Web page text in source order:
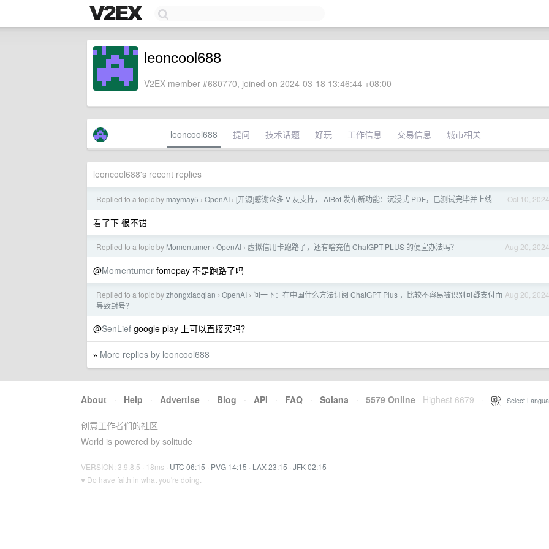
leoncool688
V2EX member #680770, joined on 2024-03-18 13:46:44 +08:00
leoncool688 提问 技术话题 好玩 工作信息 交易信息 城市相关
leoncool688's recent replies
Oct 10, 2024
Replied to a topic by maymay5 › OpenAI › [开源]感谢众多 V 友支持， AIBot 发布新功能：沉浸式 PDF，已测试完毕并上线
看了下 很不错
Aug 20, 2024
Replied to a topic by Momentumer › OpenAI › 虚拟信用卡跑路了，还有啥充值 ChatGPT PLUS 的便宜办法吗？
@Momentumer fomepay 不是跑路了吗
Aug 20, 2024
Replied to a topic byzhongxiaoqian › OpenAI › 问一下：在中国什么方法订阅 ChatGPT Plus ，比较不容易被识别可疑支付而
导致封号？
@SenLief google play 上可以直接买吗？
» More replies by leoncool688
About · Help · Advertise · Blog · API · FAQ · Solana · 5579 Online Highest 6679 Select
创意工作者们的社区
World is powered by solitude
VERSION: 3.9.8.5 · 18ms · UTC 06:15 · PVG 14:15 · LAX 23:15 · JFK 02:15
♥ Do have faith in what you're doing.